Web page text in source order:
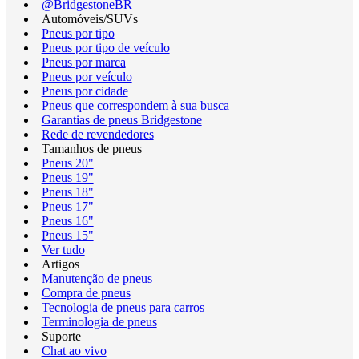
@BridgestoneBR
Automóveis/SUVs
Pneus por tipo
Pneus por tipo de veículo
Pneus por marca
Pneus por veículo
Pneus por cidade
Pneus que correspondem à sua busca
Garantias de pneus Bridgestone
Rede de revendedores
Tamanhos de pneus
Pneus 20"
Pneus 19"
Pneus 18"
Pneus 17"
Pneus 16"
Pneus 15"
Ver tudo
Artigos
Manutenção de pneus
Compra de pneus
Tecnologia de pneus para carros
Terminologia de pneus
Suporte
Chat ao vivo